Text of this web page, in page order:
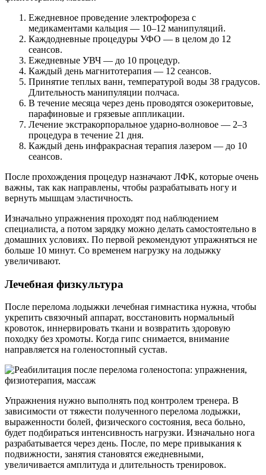
Ежедневное проведение электрофореза с
медикаментами кальция — 10–12 манипуляций.
Каждодневные процедуры УФО — в целом до 12
сеансов.
Ежедневные УВЧ — до 10 процедур.
Каждый день магнитотерапия — 12 сеансов.
Принятие теплых ванн, температурой воды 38 градусов.
Длительность манипуляции полчаса.
В течение месяца через день проводятся озокеритовые,
парафиновые и грязевые аппликации.
Лечение экстракорпоральное ударно-волновое — 2–3
процедура в течение 21 дня.
Каждый день инфракрасная терапия лазером — до 10
сеансов.
После прохождения процедур назначают ЛФК, которые очень
важны, так как направлены, чтобы разрабатывать ногу и
вернуть мышцам эластичность.
Изначально упражнения проходят под наблюдением
специалиста, а потом зарядку можно делать самостоятельно в
домашних условиях. По первой рекомендуют упражняться не
больше 10 минут. Со временем нагрузку на лодыжку
увеличивают.
Лечебная физкультура
После перелома лодыжки лечебная гимнастика нужна, чтобы
укрепить связочный аппарат, восстановить нормальный
кровоток, иннервировать ткани и возвратить здоровую
походку без хромоты. Когда гипс снимается, внимание
направляется на голеностопный сустав.
Упражнения нужно выполнять под контролем тренера. В
зависимости от тяжести полученного перелома лодыжки,
выраженности болей, физического состояния, веса больно,
будет подбираться интенсивность нагрузки. Изначально нога
разрабатывается через день. После, по мере привыкания к
подвижности, занятия становятся ежедневными,
увеличивается амплитуда и длительность тренировок.